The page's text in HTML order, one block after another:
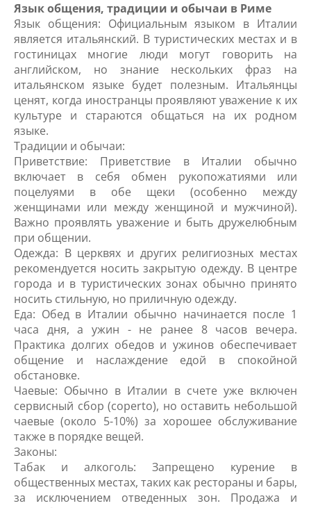
Язык общения, традиции и обычаи в Риме
Язык общения: Официальным языком в Италии
является итальянский. В туристических местах и в
гостиницах многие люди могут говорить на
английском, но знание нескольких фраз на
итальянском языке будет полезным. Итальянцы
ценят, когда иностранцы проявляют уважение к их
культуре и стараются общаться на их родном
языке.
Традиции и обычаи:
Приветствие: Приветствие в Италии обычно
включает в себя обмен рукопожатиями или
поцелуями в обе щеки (особенно между
женщинами или между женщиной и мужчиной).
Важно проявлять уважение и быть дружелюбным
при общении.
Одежда: В церквях и других религиозных местах
рекомендуется носить закрытую одежду. В центре
города и в туристических зонах обычно принято
носить стильную, но приличную одежду.
Еда: Обед в Италии обычно начинается после 1
часа дня, а ужин - не ранее 8 часов вечера.
Практика долгих обедов и ужинов обеспечивает
общение и наслаждение едой в спокойной
обстановке.
Чаевые: Обычно в Италии в счете уже включен
сервисный сбор (coperto), но оставить небольшой
чаевые (около 5-10%) за хорошее обслуживание
также в порядке вещей.
Законы:
Табак и алкоголь: Запрещено курение в
общественных местах, таких как рестораны и бары,
за исключением отведенных зон. Продажа и